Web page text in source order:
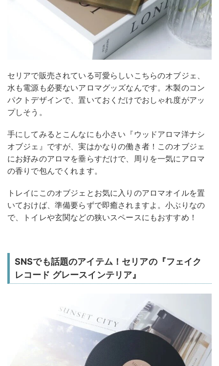
セリアで販売されている可愛らしいこちらのオブジェ、
水も電源も必要ないアロマグッズなんです。木製のコン
パクトデザインで、置いておくだけでおしゃれ度がアッ
プしそう。
手にしてみるとこんなにも小さい『ウッドアロマ洋ナシ
オブジェ』ですが、実はかなりの働き者！このオブジェ
にお好みのアロマを垂らすだけで、周りを一気にアロマ
の香りで包んでくれます。
トレイにこのオブジェとお気に入りのアロマオイルを置
いておけば、準備要らずで即癒されますよ。小ぶりなの
で、トイレや玄関などの狭いスペースにもおすすめ！
SNSでも話題のアイテム！セリアの『フェイク
レコード グレースインテリア』